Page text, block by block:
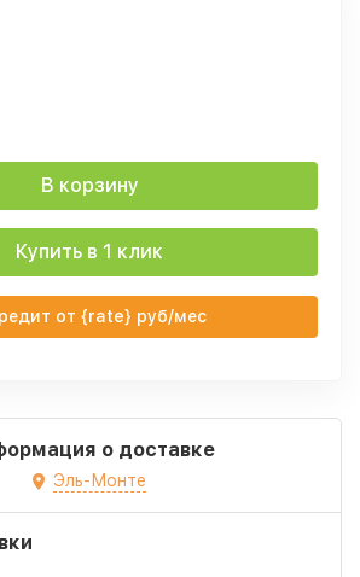
В корзину
Купить в 1 клик
от {rate} руб/мес
о доставке
Эль-Монте